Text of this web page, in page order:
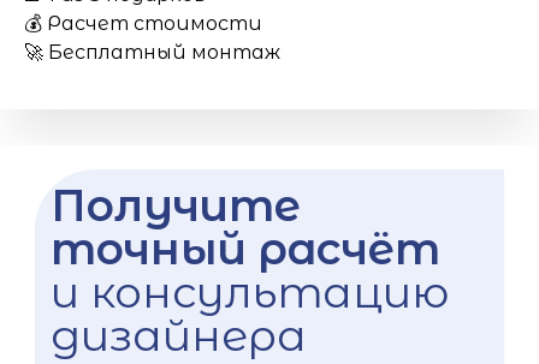
💰 Расчет стоимости
🚀 Бесплатный монтаж
Получите
точный расчёт
и консультацию
дизайнера